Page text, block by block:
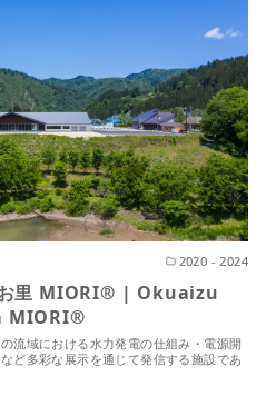
2020 - 2024
お里 MIORI® | Okuaizu
MIORI®
流域における水力発電の仕組み・電源開
ど多彩な展示を通じて発信する施設であ